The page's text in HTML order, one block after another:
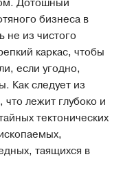
Дотошный
бизнеса в
не из чистого
каркас, чтобы
если угодно,
Как следует из
лежит глубоко и
тектонических
таящихся в